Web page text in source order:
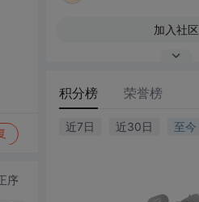
序
加入社区
积分榜 荣誉榜
近7日 近30日 至今